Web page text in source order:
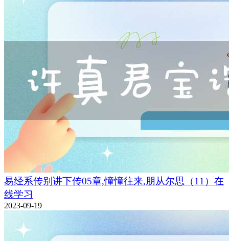
易经系传别讲下传05章,憧憧往来,朋从尔思（11）在
线学习
2023-09-19